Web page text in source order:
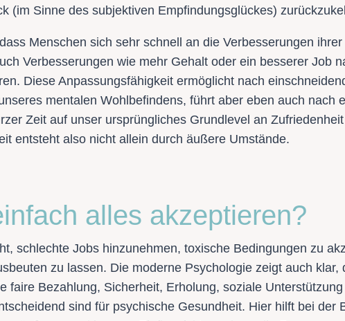
(im Sinne des subjektiven Empfindungsglückes)
Menschen sich sehr schnell an die Verbesserungen
Verbesserungen wie mehr Gehalt oder ein besserer Job
Diese Anpassungsfähigkeit ermöglicht nach
mentalen Wohlbefindens, führt aber eben auch nach
Zeit auf unser ursprüngliches Grundlevel an
entsteht also nicht allein durch äußere Umstände.
alles akzeptieren?
schlechte Jobs hinzunehmen, toxische Bedingungen zu
zu lassen. Die moderne Psychologie zeigt auch klar,
faire Bezahlung, Sicherheit, Erholung, soziale Unterstützung
sind für psychische Gesundheit. Hier hilft bei der